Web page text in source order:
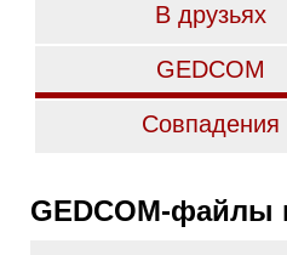
В друзьях
GEDCOM
Совпадения
GEDCOM-